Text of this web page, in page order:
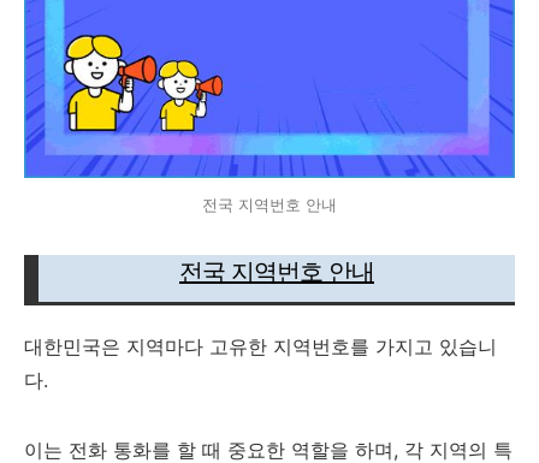
전국 지역번호 안내
전국 지역번호 안내
대한민국은 지역마다 고유한 지역번호를 가지고 있습니
다.
이는 전화 통화를 할 때 중요한 역할을 하며, 각 지역의 특